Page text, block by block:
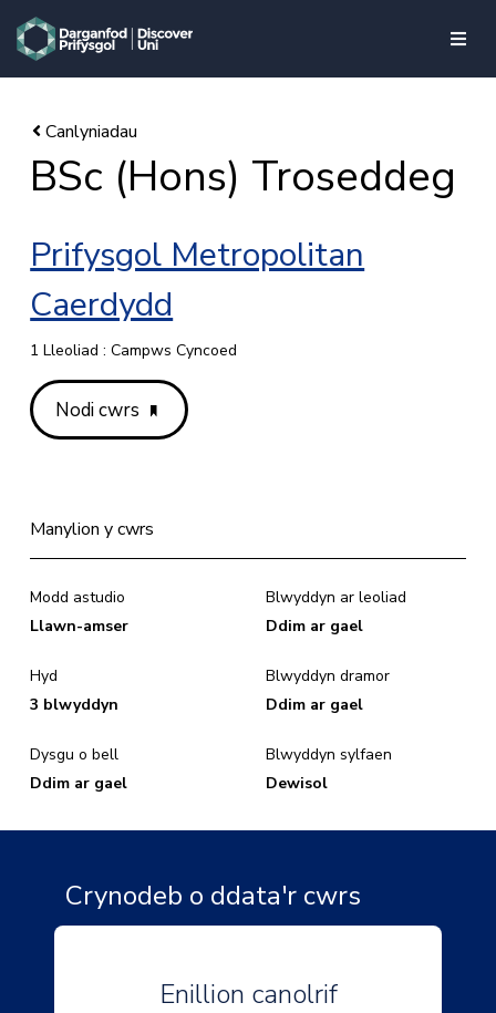
skip to main content
BSc (Hons) Troseddeg
Prifysgol Metropolitan
Caerdydd
1 Lleoliad : Campws Cyncoed
Nodi cwrs
Manylion y cwrs
Modd astudio
Llawn-amser
Hyd
3 blwyddyn
Dysgu o bell
Ddim ar gael
Blwyddyn ar leoliad
Ddim ar gael
Blwyddyn dramor
Ddim ar gael
Blwyddyn sylfaen
Dewisol
Crynodeb o ddata'r cwrs
Enillion canolrif